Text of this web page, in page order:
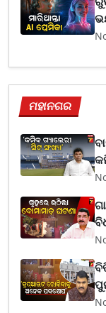
ମହାନଗର